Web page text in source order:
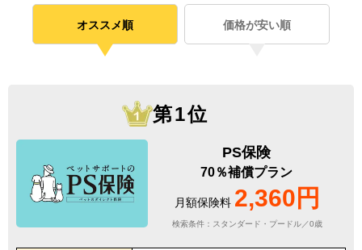
オススメ順 価格が安い順
第1位
PS保険
70％補償プラン
月額保険料 2,360円
検索条件：スタンダード・プードル／0歳